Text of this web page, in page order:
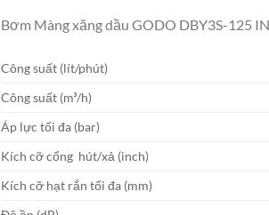
Bơm Màng xăng dầu GODO DBY3S-125
Công suất (lít/phút)
Công suất (m³/h)
Áp lực tối đa (bar)
Kích cỡ cổng hút/xả (inch)
Kích cỡ hạt rắn tối đa (mm)